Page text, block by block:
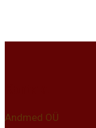
Andmed OÜ